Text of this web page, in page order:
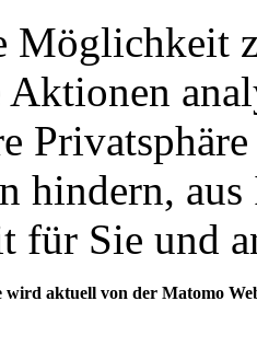
Möglichkeit
Aktionen
hindern,
für Sie und
wird aktuell von der Matomo